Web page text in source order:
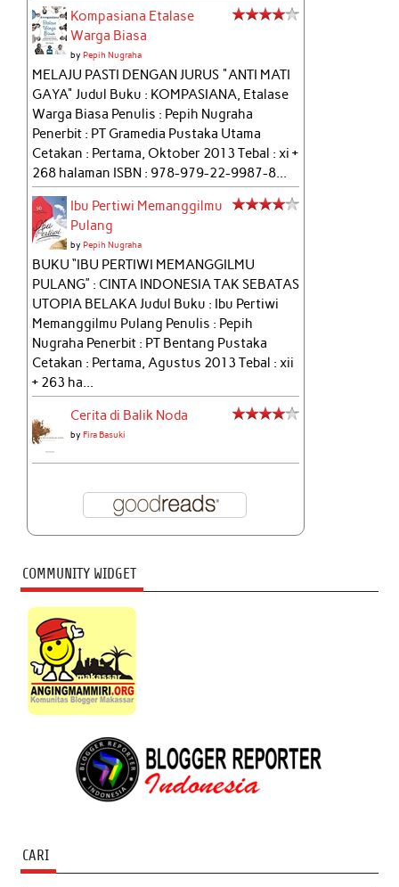
Kompasiana Etalase
Warga Biasa
byPepih Nugraha
MELAJU PASTI DENGAN JURUS "ANTI MATI
GAYA" Judul Buku : KOMPASIANA, Etalase
Warga Biasa Penulis : Pepih Nugraha
Penerbit : PT Gramedia Pustaka Utama
Cetakan : Pertama, Oktober 2013 Tebal : xi +
268 halaman ISBN : 978-979-22-9987-8...
Ibu Pertiwi Memanggilmu
Pulang
byPepih Nugraha
BUKU “IBU PERTIWI MEMANGGILMU
PULANG” : CINTA INDONESIA TAK SEBATAS
UTOPIA BELAKA Judul Buku : Ibu Pertiwi
Memanggilmu Pulang Penulis : Pepih
Nugraha Penerbit : PT Bentang Pustaka
Cetakan : Pertama, Agustus 2013 Tebal : xii
+ 263 ha...
Cerita di Balik Noda
byFira Basuki
COMMUNITY WIDGET
CARI